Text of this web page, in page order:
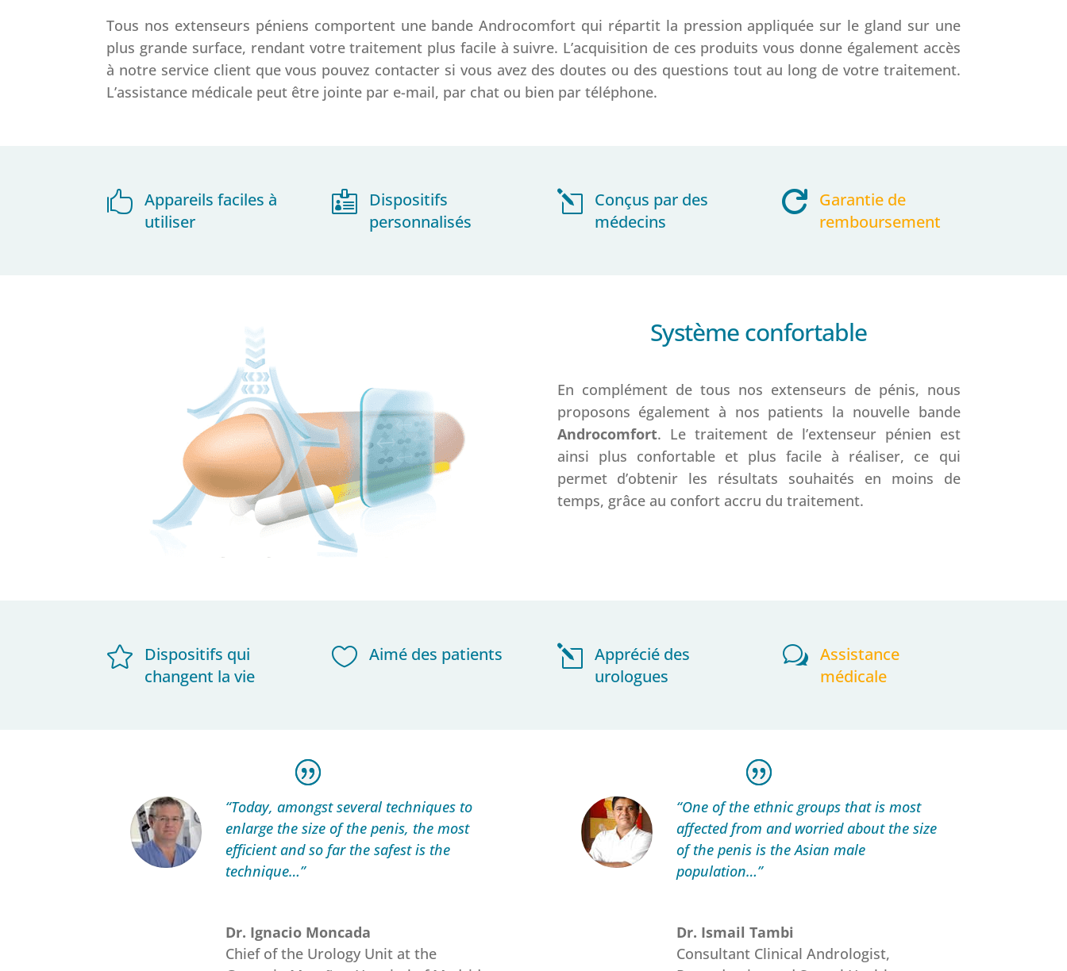
Tous nos extenseurs péniens comportent une bande Androcomfort qui répartit la pression appliquée sur le gland sur une
plus grande surface, rendant votre traitement plus facile à suivre. L’acquisition de ces produits vous donne également accès
à notre service client que vous pouvez contacter si vous avez des doutes ou des questions tout au long de votre traitement.
L’assistance médicale peut être jointe par e-mail, par chat ou bien par téléphone.
 Appareils faciles à
utiliser

Dispositifs
personnalisés
l
Conçus par des
médecins
 Garantie de
remboursement
Système confortable
En complément de tous nos extenseurs de pénis, nous
proposons également à nos patients la nouvelle bande
Androcomfort. Le traitement de l’extenseur pénien est
ainsi plus confortable et plus facile à réaliser, ce qui
permet d’obtenir les résultats souhaités en moins de
temps, grâce au confort accru du traitement.

Dispositifs qui
changent la vie
 Aimé des patients l Apprécié des
urologues
w Assistance
médicale
“Today, amongst several techniques to
enlarge the size of the penis, the most
efficient and so far the safest is the
technique…”
Dr. Ignacio Moncada
Chief of the Urology Unit at the
“One of the ethnic groups that is most
affected from and worried about the size
of the penis is the Asian male
population…”
Dr. Ismail Tambi
Consultant Clinical Andrologist,